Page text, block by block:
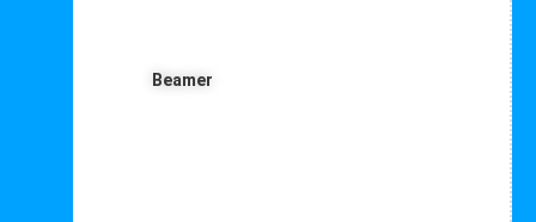
Beamer